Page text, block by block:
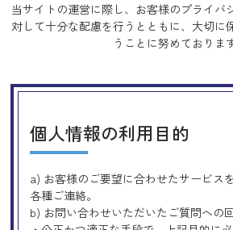
当サイトの運営に際し、お客様のプライバ
対して十分な配慮を行うとともに、 大切に
うことに努めておりま
個人情報の利用目的
a) お客様のご要望に合わせたサービス
各種ご連絡。
b) お問い合わせいただいたご質問への